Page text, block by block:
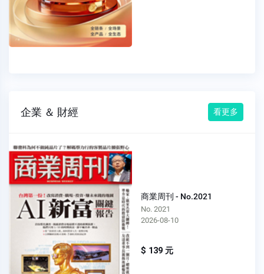
企業 ＆ 財經 看更多
商業周刊 - No.2021
No. 2021
2026-08-10
$ 139 元